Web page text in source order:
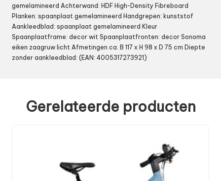
gemelamineerd Achterwand: HDF High-Density Fibreboard
Planken: spaanplaat gemelamineerd Handgrepen: kunststof
Aankleedblad: spaanplaat gemelamineerd Kleur
Spaanplaatframe: decor wit Spaanplaatfronten: decor Sonoma
eiken zaagruw licht Afmetingen ca. B 117 x H 98 x D 75 cm Diepte
zonder aankleedblad: (EAN: 4005317273921)
Gerelateerde producten